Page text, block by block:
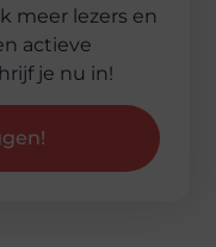
meer lezers en
actieve
je nu in!